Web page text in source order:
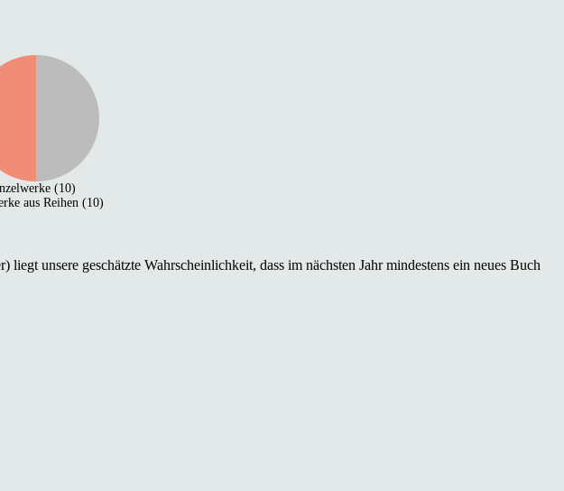
(10)
aus Reihen (10)
unsere geschätzte Wahrscheinlichkeit, dass im nächsten Jahr mindestens ein neues Buch